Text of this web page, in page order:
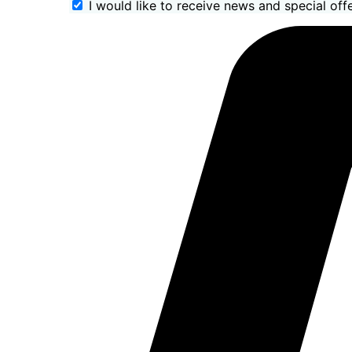
I would like to receive news and special